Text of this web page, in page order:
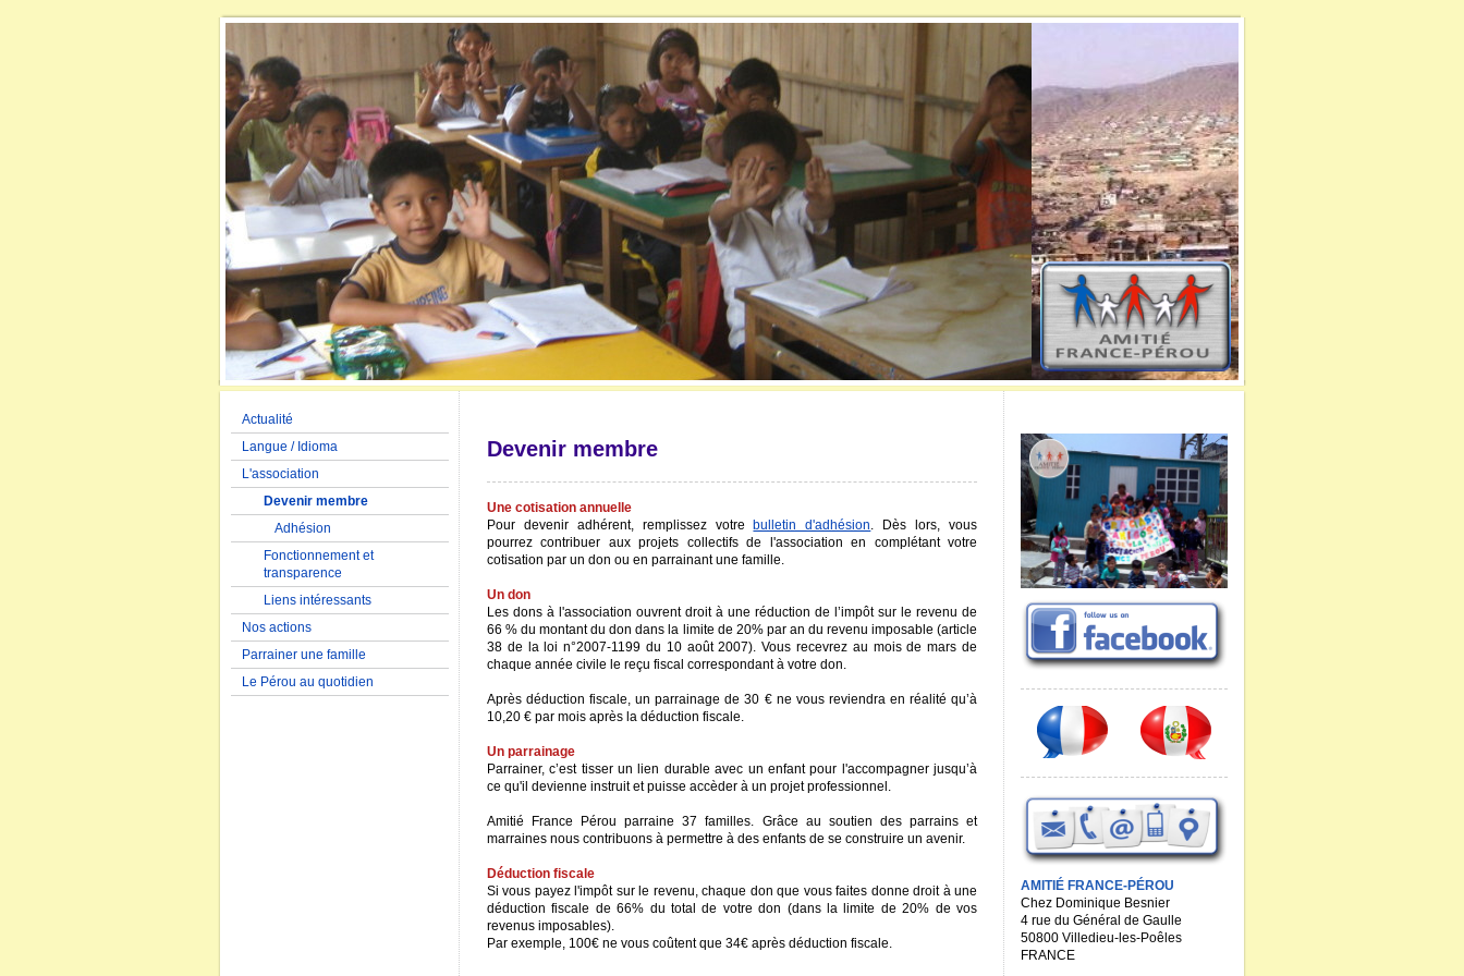
Actualité
Langue / Idioma
L'association
Devenir membre
Adhésion
Fonctionnement et
transparence
Liens intéressants
Nos actions
Parrainer une famille
Le Pérou au quotidien
Devenir membre
Une cotisation annuelle
Pour devenir adhérent, remplissez votre bulletin d'adhésion.
Dès lors, vous
pourrez contribuer aux projets collectifs de l'association en complétant votre
cotisation par un don ou en parrainant une famille.
Un don
Les dons à l'association ouvrent droit à une réduction de l’impôt sur le revenu de
66 % du montant du don dans la limite de 20% par an du revenu imposable (article
38 de la loi n°2007-1199 du 10 août 2007).Vous recevrez au mois de mars de
chaque année civile le reçu fiscal correspondant à votre don.
Après déduction fiscale, un parrainage de 30 € ne vous reviendra en réalité qu’à
10,20 € par mois après la déduction fiscale.
Un parrainage
Parrainer, c’est tisser un lien durable avec un enfant pour l'accompagner jusqu’à
ce qu'il devienne instruit et puisse accèder à un projet professionnel.
Amitié France Pérou parraine 37 familles. Grâce au soutien des parrains et
marraines nous contribuons à permettre à des enfants de se construire un avenir.
Déduction fiscale
Si vous payez l'impôt sur le revenu, chaque don que vous faites donne droit à une
déduction fiscale de 66% du total de votre don (dans la limite de 20% de vos
revenus imposables).
Par exemple, 100€ ne vous coûtent que 34€ après déduction fiscale.
AMITIÉ FRANCE-PÉROU
Chez Dominique Besnier
4 rue du Général de Gaulle
50800 Villedieu-les-Poêles
FRANCE